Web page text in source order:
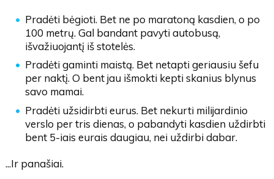
Pradėti bėgioti. Bet ne po maratoną kasdien, o po
100 metrų. Gal bandant pavyti autobusą,
išvažiuojantį iš stotelės.
Pradėti gaminti maistą. Bet netapti geriausiu šefu
per naktį. O bent jau išmokti kepti skanius blynus
savo mamai.
Pradėti užsidirbti eurus. Bet nekurti milijardinio
verslo per tris dienas, o pabandyti kasdien uždirbti
bent 5-iais eurais daugiau, nei uždirbi dabar.
...Ir panašiai.